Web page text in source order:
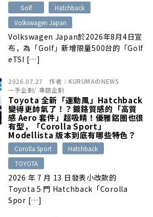
Golf
Hatchback
Volkswagen Japan
Volkswagen Japan於2026年8月4日宣
布，為「Golf」新增限量500台的「Golf
eTSI […]
2026.07.27 作者： KURUMAのNEWS
一手企劃/ 專題企劃
Toyota 全新「運動風」Hatchback
變得更帥氣了！？鍍鉻質感的「高質
感 Aero 套件」超吸睛！優雅鋁圈也很
有型，「Corolla Sport」
Modellista 版本到底有哪些特色？
Corolla Sport
Hatchback
TOYOTA
2026 年 7 月 13 日發表小改款的
Toyota 5 門 Hatchback「Corolla
Spor […]